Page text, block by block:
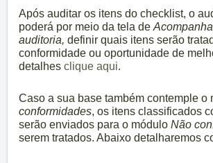
Após auditar os itens do checklist, o
poderá por meio da tela de
auditoria, definir quais itens serão
conformidade ou oportunidade de
detalhes clique aqui.
Caso a sua base também contemple o
conformidades, os itens classificados
serão enviados para o módulo Não
serem tratados. Abaixo detalharemos